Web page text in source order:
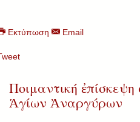
Εκτύπωση Email
Ποιμαντική
Ἁγίων Ἀναργύρων